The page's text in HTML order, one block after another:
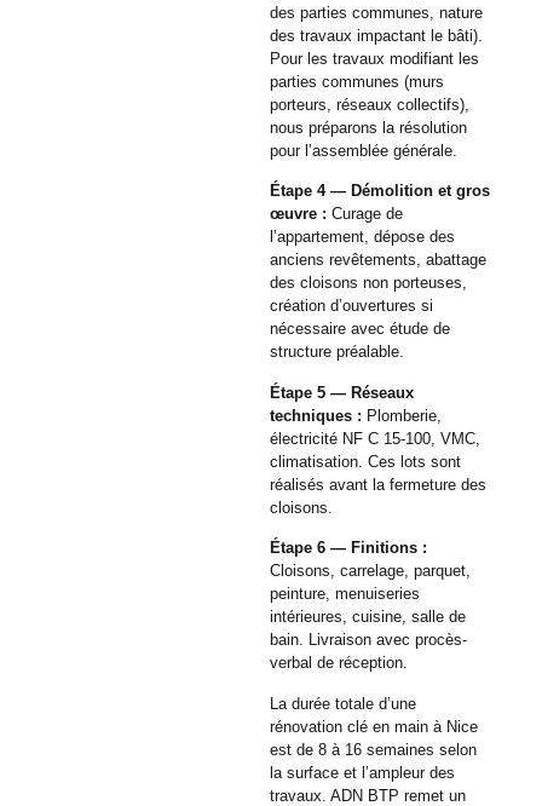
des parties communes, nature
des travaux impactant le bâti).
Pour les travaux modifiant les
parties communes (murs
porteurs, réseaux collectifs),
nous préparons la résolution
pour l’assemblée générale.
Étape 4 — Démolition et gros
œuvre : Curage de
l’appartement, dépose des
anciens revêtements, abattage
des cloisons non porteuses,
création d’ouvertures si
nécessaire avec étude de
structure préalable.
Étape 5 — Réseaux
techniques : Plomberie,
électricité NF C 15-100, VMC,
climatisation. Ces lots sont
réalisés avant la fermeture des
cloisons.
Étape 6 — Finitions :
Cloisons, carrelage, parquet,
peinture, menuiseries
intérieures, cuisine, salle de
bain. Livraison avec procès-
verbal de réception.
La durée totale d’une
rénovation clé en main à Nice
est de 8 à 16 semaines selon
la surface et l’ampleur des
travaux. ADN BTP remet un